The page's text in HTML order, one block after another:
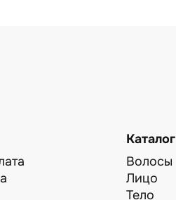
Каталог
Волосы
Лицо
Тело